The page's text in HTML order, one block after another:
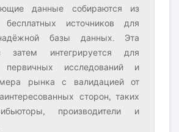
данные собираются из
источников для
базы данных. Эта
затем интегрируется для
первичных исследований и
рынка с валидацией от
сторон, таких
производители и